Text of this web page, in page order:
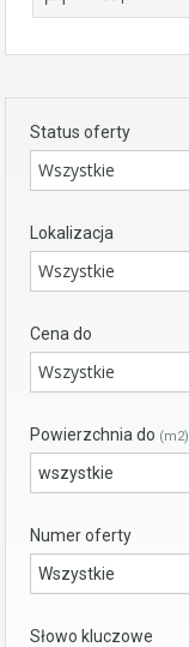
Status oferty
Wszystkie
Lokalizacja
Wszystkie
Cena do
Wszystkie
Powierzchnia do (m2)
Numer oferty
Słowo kluczowe